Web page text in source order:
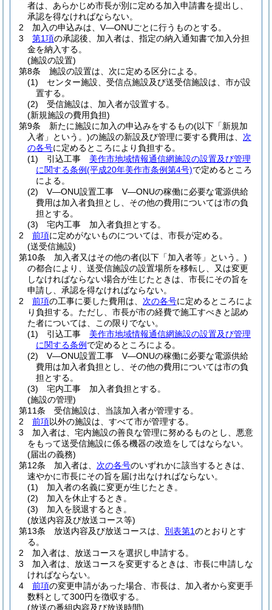
者は、あらかじめ市長が別に定める加入申請書を提出し、
承認を得なければならない。
2
加入の申込みは、V―ONUごとに行うものとする。
3
第1項の承認後、加入者は、指定の納入通知書で加入分担
金を納入する。
(施設の設置)
第8条
施設の設置は、次に定める区分による。
(1)
センター施設、受信点施設及び送受信施設は、市が設
置する。
(2)
受信施設は、加入者が設置する。
(新規施設の費用負担)
第9条
新たに施設に加入の申込みをするもの(以下「新規加
入者」という。)の施設の新設及び管理に要する費用は、 次
の各号に定めるところにより負担する。
(1)
引込工事 美作市地域情報通信網施設の設置及び管理
に関する条例(平成20年美作市条例第4号)で定めるところ
による。
(2)
V―ONU設置工事 V―ONUの稼働に必要な電源供給
費用は加入者負担とし、その他の費用については市の負
担とする。
(3)
宅内工事 加入者負担とする。
2
前項に定めがないものについては、市長が定める。
(送受信施設)
第10条
加入者又はその他の者(以下「加入者等」という。)
の都合により、送受信施設の設置場所を移転し、又は変更
しなければならない場合が生じたときは、市長にその旨を
申請し、承認を得なければならない。
2
前項の工事に要した費用は、 次の各号に定めるところによ
り負担する。 ただし、市長が市の経費で施工すべきと認め
た者については、この限りでない。
(1)
引込工事 美作市地域情報通信網施設の設置及び管理
に関する条例 で定めるところによる。
(2)
V―ONU設置工事 V―ONUの稼働に必要な電源供給
費用は加入者負担とし、その他の費用については市の負
担とする。
(3)
宅内工事 加入者負担とする。
(施設の管理)
第11条
受信施設は、当該加入者が管理する。
2
前項以外の施設は、すべて市が管理する。
3
加入者は、宅内施設の善良な管理に努めるものとし、悪意
をもって送受信施設に係る機器の改造をしてはならない。
(届出の義務)
第12条
加入者は、 次の各号のいずれかに該当するときは、
速やかに市長にその旨を届け出なければならない。
(1)
加入者の名義に変更が生じたとき。
(2)
加入を休止するとき。
(3)
加入を脱退するとき。
(放送内容及び放送コース等)
第13条
放送内容及び放送コースは、 別表第1のとおりとす
る。
2
加入者は、放送コースを選択し申請する。
3
加入者は、放送コースを変更するときは、市長に申請しな
ければならない。
4
前項の変更申請があった場合、市長は、加入者から変更手
数料として300円を徴収する。
(放送の番組内容及び放送時間)